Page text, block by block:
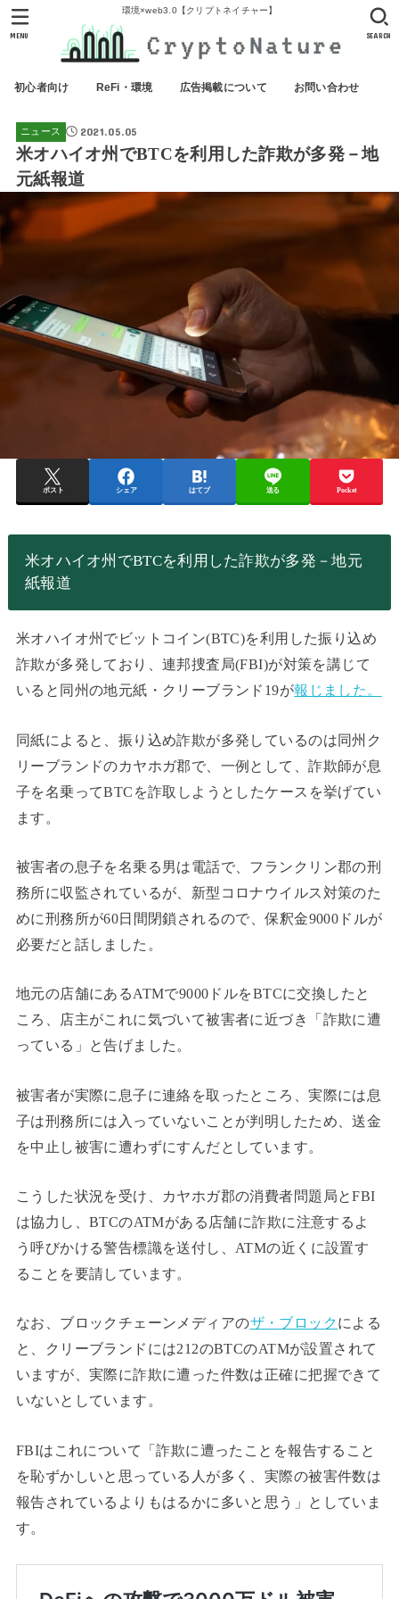
環境×web3.0【クリプトネイチャー】
初心者向け ReFi・環境 広告掲載について お問い合わせ
SEARCH
MENU
ニュース 2021.05.05
米オハイオ州でBTCを利用した詐欺が多発－地
元紙報道
ポスト シェア はてブ 送る Pocket
米オハイオ州でBTCを利用した詐欺が多発－地元
紙報道
米オハイオ州でビットコイン(BTC)を利用した振り込め
詐欺が多発しており、連邦捜査局(FBI)が対策を講じて
いると同州の地元紙・クリーブランド19が報じました。
同紙によると、振り込め詐欺が多発しているのは同州ク
リーブランドのカヤホガ郡で、一例として、詐欺師が息
子を名乗ってBTCを詐取しようとしたケースを挙げてい
ます。
被害者の息子を名乗る男は電話で、フランクリン郡の刑
務所に収監されているが、新型コロナウイルス対策のた
めに刑務所が60日間閉鎖されるので、保釈金9000ドルが
必要だと話しました。
地元の店舗にあるATMで9000ドルをBTCに交換したと
ころ、店主がこれに気づいて被害者に近づき「詐欺に遭
っている」と告げました。
被害者が実際に息子に連絡を取ったところ、実際には息
子は刑務所には入っていないことが判明したため、送金
を中止し被害に遭わずにすんだとしています。
こうした状況を受け、カヤホガ郡の消費者問題局とFBI
は協力し、BTCのATMがある店舗に詐欺に注意するよ
う呼びかける警告標識を送付し、ATMの近くに設置す
ることを要請しています。
なお、ブロックチェーンメディアのザ・ブロックによる
と、クリーブランドには212のBTCのATMが設置されて
いますが、実際に詐欺に遭った件数は正確に把握できて
いないとしています。
FBIはこれについて「詐欺に遭ったことを報告すること
を恥ずかしいと思っている人が多く、実際の被害件数は
報告されているよりもはるかに多いと思う」としていま
す。